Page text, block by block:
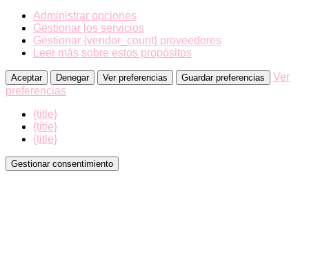
Administrar opciones
Gestionar los servicios
Gestionar {vendor_count} proveedores
Leer más sobre estos propósitos
Aceptar Denegar Ver preferencias Guardar preferencias
Ver
preferencias
{title}
{title}
{title}
Gestionar consentimiento